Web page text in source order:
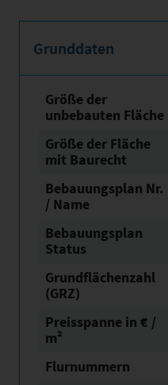
Grunddaten
Größe der
unbebauten Fläche
Größe der Fläche
mit Baurecht
Bebauungsplan Nr.
/ Name
Bebauungsplan
Status
Grundflächen­zahl
(GRZ)
Preisspanne in € /
m²
Flurnummern